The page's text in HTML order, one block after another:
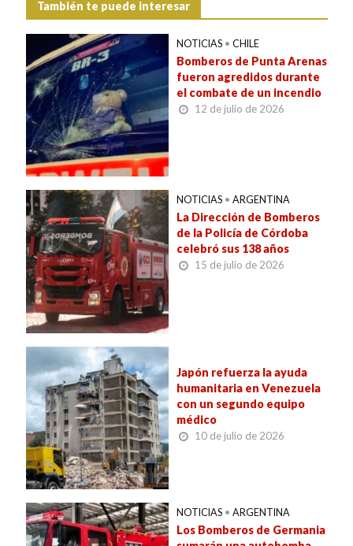
También te puede interesar
NOTICIAS • CHILE
Bomberos de Punta Arenas
fueron agredidos durante
el combate de un incendio
12 de julio de 2026
NOTICIAS • ARGENTINA
La Dirección de Bomberos
de la Policía de Córdoba
celebró sus 138 años
15 de julio de 2026
Japón refuerza la ayuda
humanitaria en Venezuela
con un segundo equipo
médico
10 de julio de 2026
NOTICIAS • ARGENTINA
Los Bomberos de Germania